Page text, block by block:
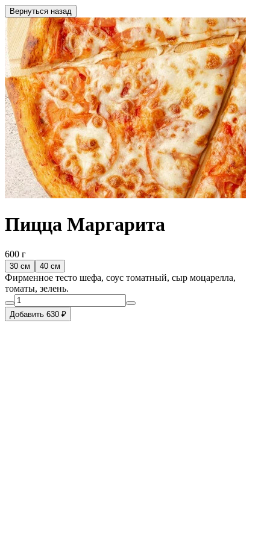
Вернуться назад
Пицца Маргарита
600 г
30 см 40 см
Фирменное тесто шефа, соус томатный, сыр моцарелла,
томаты, зелень.
Добавить 630 ₽